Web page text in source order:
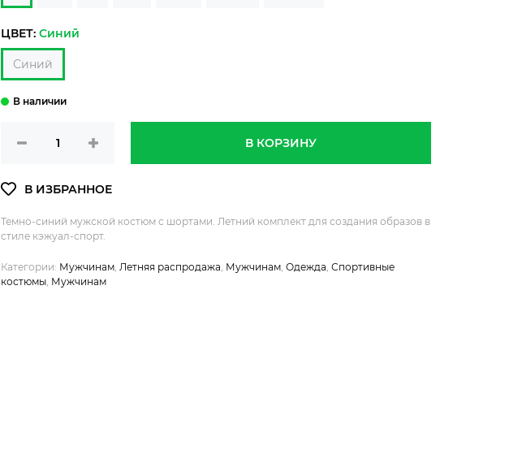
ЦВЕТ: Синий
Синий
В КОРЗИНУ
Темно-синий мужской костюм с шортами. Летний комплект для создания образов в
стиле кэжуал-спорт.
Категории: Мужчинам Летняя распродажа Мужчинам Одежда Спортивные
костюмы Мужчинам